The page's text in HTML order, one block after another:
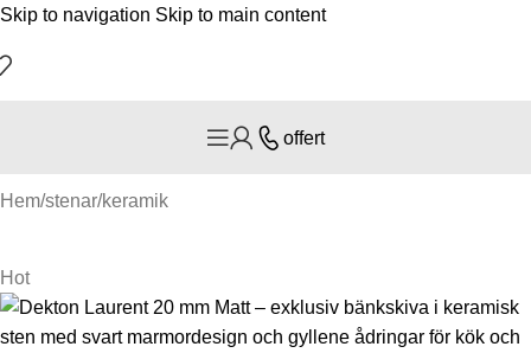
Skip to navigation Skip to main content
offert
Hem/stenar/keramik
Hot